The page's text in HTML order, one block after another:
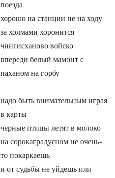
поезда
хорошо на станции не на ходу
за холмами хоронится
чингисханово войско
впереди белый мамонт с
паханом на горбу
надо быть внимательным играя
в карты
черные птицы летят в молоко
на сорокаградусном не очень-
то покаркаешь
и от судьбы не уйдешь или